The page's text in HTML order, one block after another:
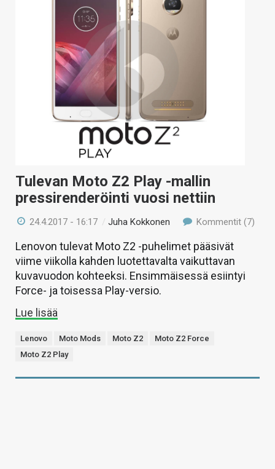
Tulevan Moto Z2 Play -mallin
pressirenderöinti vuosi nettiin
24.4.2017 - 16:17 /Juha Kokkonen Kommentit (7)
Lenovon tulevat Moto Z2 -puhelimet pääsivät
viime viikolla kahden luotettavalta vaikuttavan
kuvavuodon kohteeksi. Ensimmäisessä esiintyi
Force- ja toisessa Play-versio.
Lue lisää
Lenovo Moto Mods Moto Z2
Moto Z2 Force
Moto Z2 Play